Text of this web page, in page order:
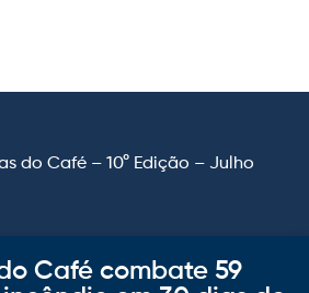
do Café – 10° Edição – Julho
do Café combate 59